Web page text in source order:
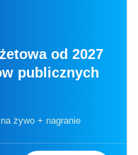
od 2027
publicznych
żywo + nagranie